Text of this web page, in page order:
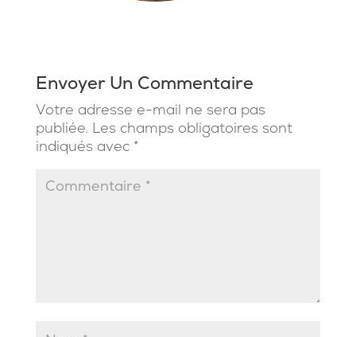
Envoyer Un Commentaire
Votre adresse e-mail ne sera pas
publiée. Les champs obligatoires sont
indiqués avec *